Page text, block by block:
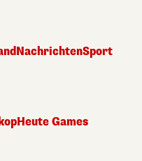
NachrichtenSport
Heute Games